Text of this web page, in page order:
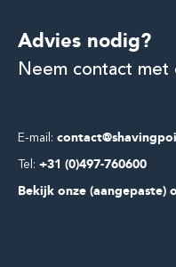
E-mail:
Tel: +31 (0)497-760600
Bekijk onze (aangepaste)
Advies nodig?
Neem contact met